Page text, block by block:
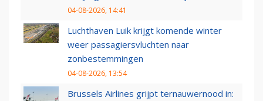
04-08-2026, 14:41
Luchthaven Luik krijgt komende winter
weer passagiersvluchten naar
zonbestemmingen
04-08-2026, 13:54
Brussels Airlines grijpt ternauwernood in: